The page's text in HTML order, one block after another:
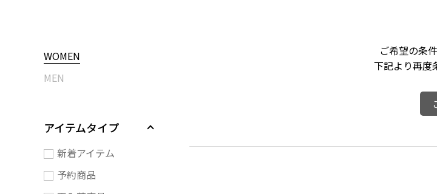
WOMEN
MEN
アイテムタイプ
新着アイテム
予約商品
ご希望の条
下記より再度